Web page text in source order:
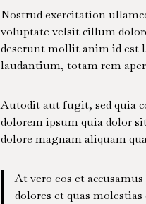
Nostrud exercitation
voluptate velsit cillum
deserunt mollit anim id est
laudantium, totam rem
Autodit aut fugit, sed quia
dolorem ipsum quia dolor
dolore magnam aliquam
At vero eos et
dolores et quas